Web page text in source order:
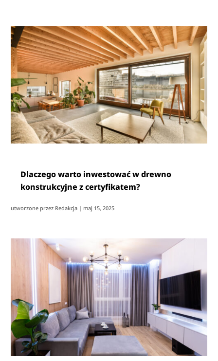
Dlaczego warto inwestować w drewno
konstrukcyjne z certyfikatem?
utworzone przez Redakcja | maj 15, 2025